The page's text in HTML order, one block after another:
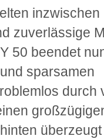
inzwischen
zuverlässige
50 beendet
sparsamen
durch